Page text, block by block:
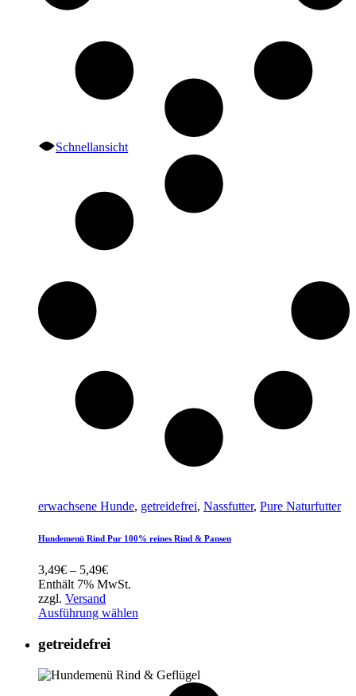
Schnellansicht
erwachsene Hunde, getreidefrei, Nassfutter, Pure Naturfutter
Hundemenü Rind Pur 100% reines Rind & Pansen
3,49€ – 5,49€Preisspanne:
3,49€
5,49€
Enthält 7% MwSt.
zzgl. Versand
Ausführung wählen
getreidefrei